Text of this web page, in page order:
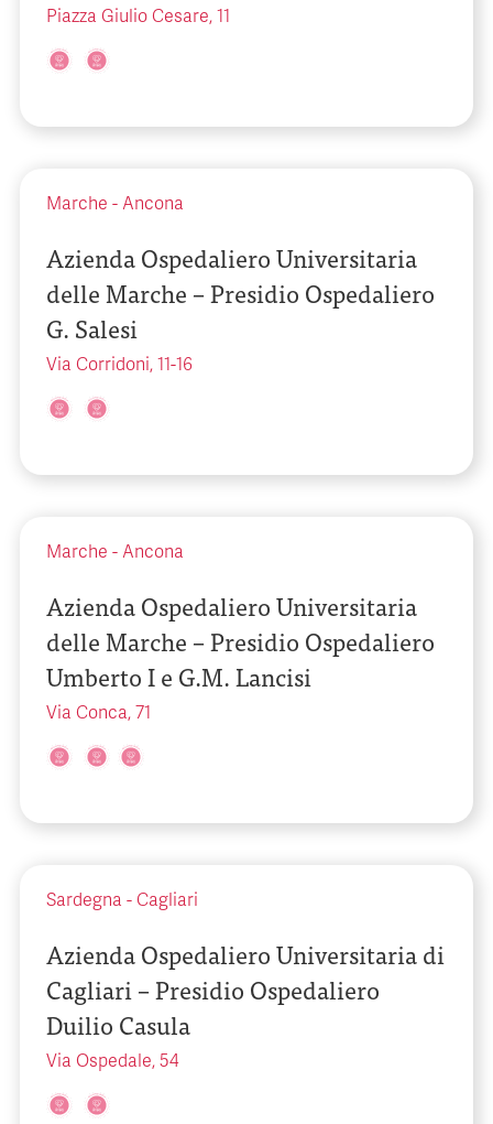
Piazza Giulio Cesare, 11
Marche - Ancona
Azienda Ospedaliero Universitaria
delle Marche – Presidio Ospedaliero
G. Salesi
Via Corridoni, 11-16
Marche - Ancona
Azienda Ospedaliero Universitaria
delle Marche – Presidio Ospedaliero
Umberto I e G.M. Lancisi
Via Conca, 71
Sardegna - Cagliari
Azienda Ospedaliero Universitaria di
Cagliari – Presidio Ospedaliero
Duilio Casula
Via Ospedale, 54